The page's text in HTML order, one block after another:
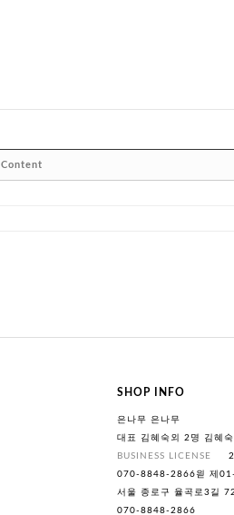
Content
SHOP INFO
은나무 은나무
대표 김혜숙외 2명 김혜
BUSINESS LICENSE
070-8848-2866읟 제
서울 종로구 율곡로3길
070-8848-2866